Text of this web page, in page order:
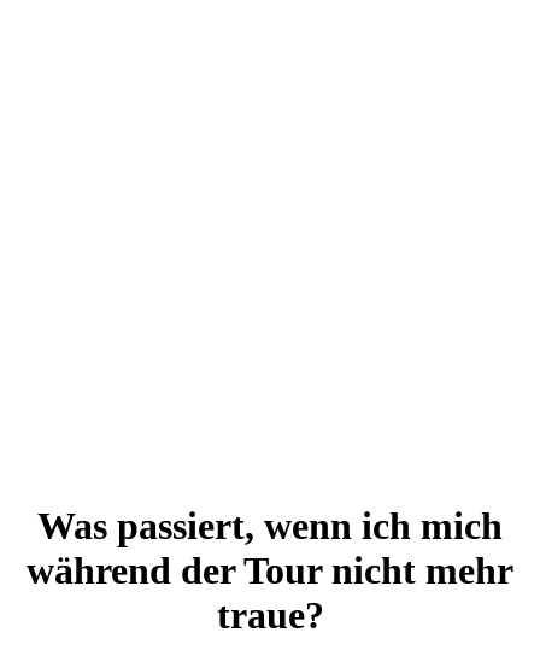
Was passiert, wenn ich mich
während der Tour nicht mehr
traue?